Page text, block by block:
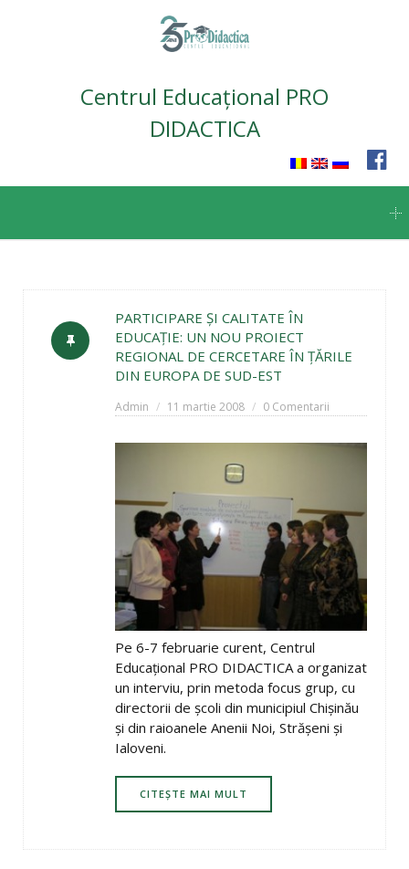
Centrul Educațional PRO
DIDACTICA
content
PARTICIPARE ŞI CALITATE ÎN
EDUCAŢIE: UN NOU PROIECT
REGIONAL DE CERCETARE ÎN ŢĂRILE
DIN EUROPA DE SUD-EST
Admin 11 martie 2008 0 Comentarii
Pe 6-7 februarie curent, Centrul
Educaţional PRO DIDACTICA a organizat
un interviu, prin metoda focus grup, cu
directorii de şcoli din municipiul Chişinău
şi din raioanele Anenii Noi, Străşeni şi
Ialoveni.
CITEȘTE MAI MULT